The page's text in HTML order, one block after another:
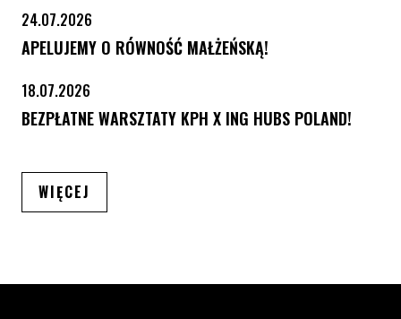
24.07.2026
APELUJEMY O RÓWNOŚĆ MAŁŻEŃSKĄ!
18.07.2026
BEZPŁATNE WARSZTATY KPH X ING HUBS POLAND!
WIĘCEJ